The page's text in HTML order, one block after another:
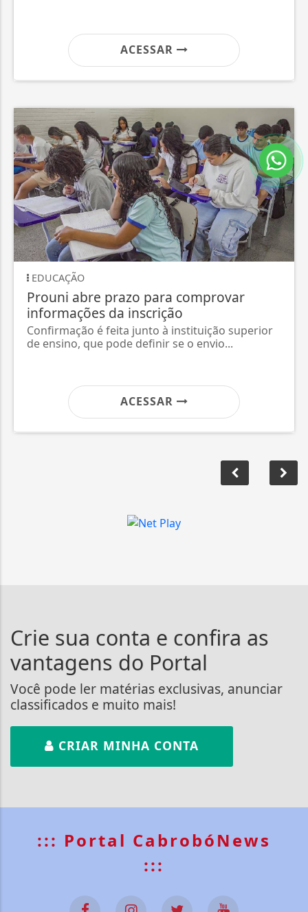
ACESSAR
EDUCAÇÃO
Prouni abre prazo para comprovar
informações da inscrição
Confirmação é feita junto à instituição superior
de ensino, que pode definir se o envio...
ACESSAR
Crie sua conta e confira as
vantagens do Portal
Você pode ler matérias exclusivas, anunciar
classificados e muito mais!
CRIAR MINHA CONTA
::: Portal CabrobóNews
:::